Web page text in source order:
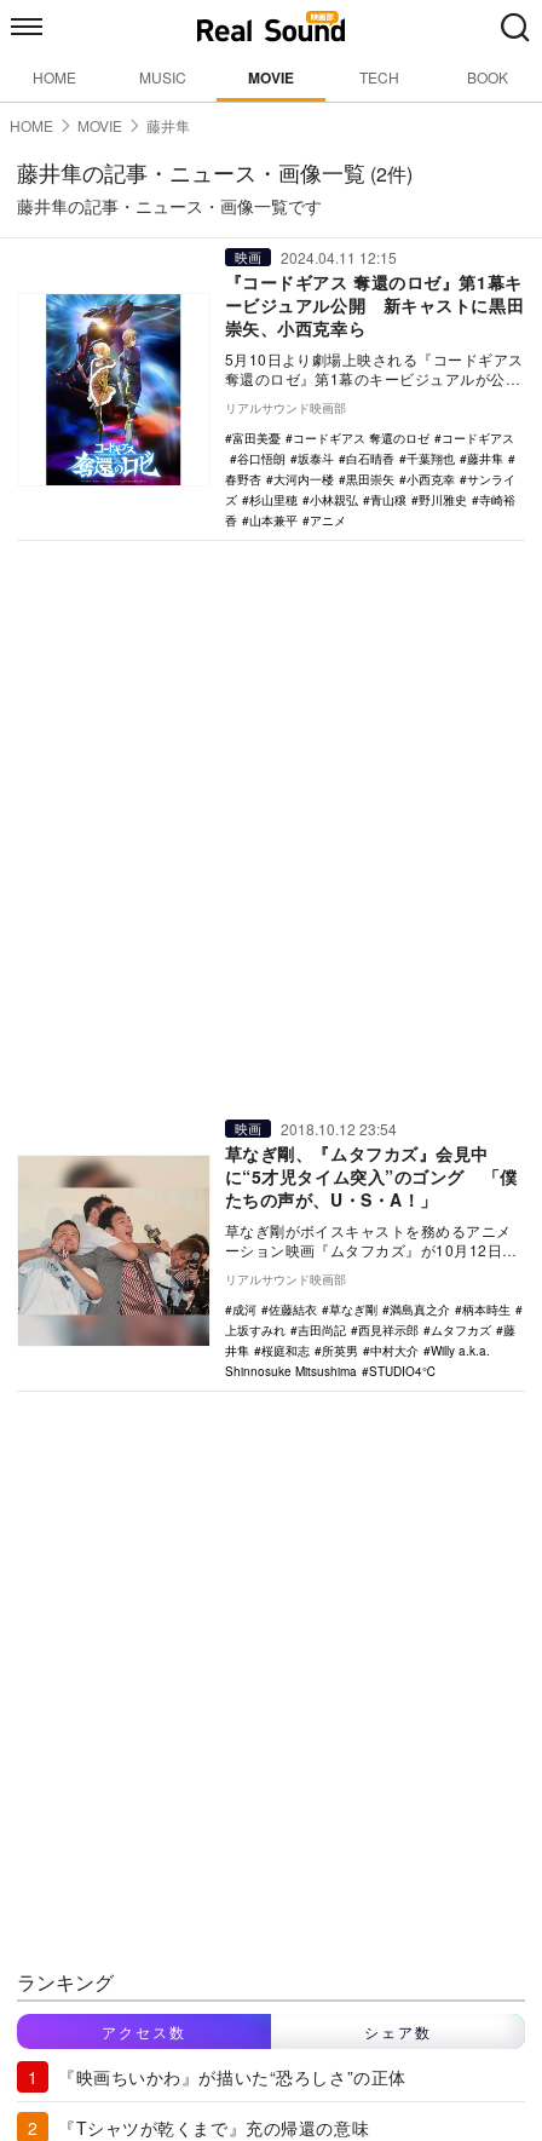
HOME MUSIC MOVIE TECH BOOK
HOME MOVIE 藤井隼
藤井隼の記事・ニュース・画像一覧 (2件)
藤井隼の記事・ニュース・画像一覧です
映画 2024.04.11 12:15
『コードギアス 奪還のロゼ』第1幕キ
ービジュアル公開 新キャストに黒田
崇矢、小西克幸ら
5月10日より劇場上映される『コードギアス
奪還のロゼ』第1幕のキービジュアルが公開
され、あわせて追加キャストが発表され
た。 …
リアルサウンド映画部
富田美憂
コードギアス 奪還のロゼ
コードギアス
谷口悟朗
坂泰斗 白石晴香 千葉翔也
藤井隼
春野杏
大河内一楼 黒田崇矢 小西克幸
サンライ
ズ
杉山里穂 小林親弘 青山穣 野川雅史
寺崎裕
香
山本兼平 アニメ
映画 2018.10.12 23:54
草なぎ剛、『ムタフカズ』会見中
に“5才児タイム突入”のゴング 「僕
たちの声が、U・S・A！」
草なぎ剛がボイスキャストを務めるアニメ
ーション映画『ムタフカズ』が10月12日に
公開。満島真之介、柄本時生、西見祥示郎
監督らと共…
リアルサウンド映画部
成河
佐藤結衣 草なぎ剛 満島真之介
柄本時生
上坂すみれ
吉田尚記 西見祥示郎 ムタフカズ
藤
井隼
桜庭和志 所英男 中村大介
Willy a.k.a.
Shinnosuke Mitsushima
STUDIO4℃
ランキング
アクセス数 シェア数
『映画ちいかわ』が描いた“恐ろしさ”の正体
『Tシャツが乾くまで』充の帰還の意味